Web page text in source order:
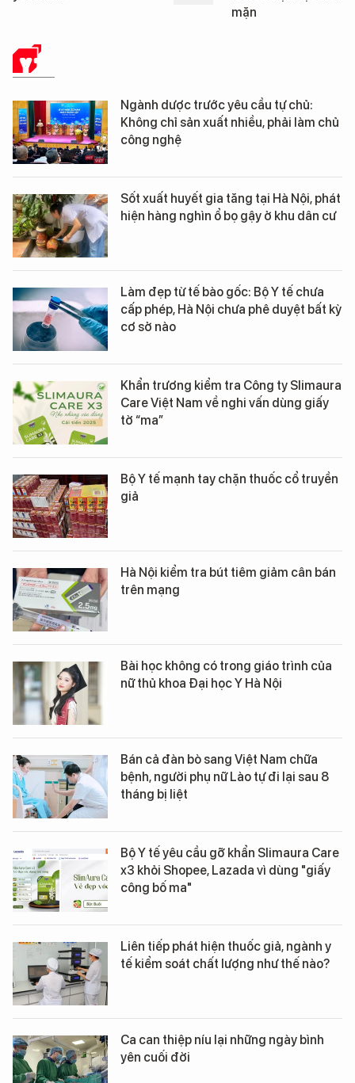
Y TẾ
Ngành dược trước yêu cầu tự chủ:
Không chỉ sản xuất nhiều, phải làm chủ
công nghệ
Sốt xuất huyết gia tăng tại Hà Nội, phát
hiện hàng nghìn ổ bọ gậy ở khu dân cư
Làm đẹp từ tế bào gốc: Bộ Y tế chưa
cấp phép, Hà Nội chưa phê duyệt bất kỳ
cơ sở nào
Khẩn trương kiểm tra Công ty Slimaura
Care Việt Nam về nghi vấn dùng giấy
tờ “ma”
Bộ Y tế mạnh tay chặn thuốc cổ truyền
giả
Hà Nội kiểm tra bút tiêm giảm cân bán
trên mạng
Bài học không có trong giáo trình của
nữ thủ khoa Đại học Y Hà Nội
Bán cả đàn bò sang Việt Nam chữa
bệnh, người phụ nữ Lào tự đi lại sau 8
tháng bị liệt
Bộ Y tế yêu cầu gỡ khẩn Slimaura Care
x3 khỏi Shopee, Lazada vì dùng "giấy
công bố ma"
Liên tiếp phát hiện thuốc giả, ngành y
tế kiểm soát chất lượng như thế nào?
Ca can thiệp níu lại những ngày bình
yên cuối đời